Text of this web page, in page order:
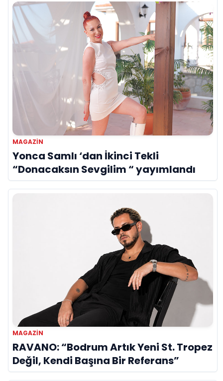
MAGAZIN
Yonca Samlı ‘dan İkinci Tekli
“Donacaksın Sevgilim “ yayımlandı
MAGAZIN
RAVANO: “Bodrum Artık Yeni St. Tropez
Değil, Kendi Başına Bir Referans”